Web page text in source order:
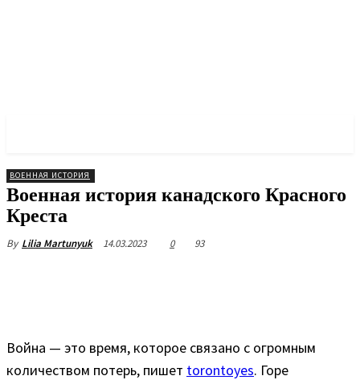
ВОЕННАЯ ИСТОРИЯ
Военная история канадского Красного
Креста
By Lilia Martunyuk 14.03.2023 0 93
Война — это время, которое связано с огромным
количеством потерь, пишет torontoyes. Горе